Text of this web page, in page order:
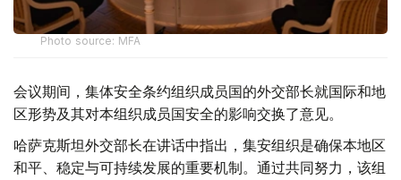
Photo source: MFA
会议期间，集体安全条约组织成员国的外交部长就国际和地
区形势及其对本组织成员国安全的影响交换了意见。
哈萨克斯坦外交部长在讲话中指出，集安组织是确保本地区
和平、稳定与可持续发展的重要机制。通过共同努力，该组